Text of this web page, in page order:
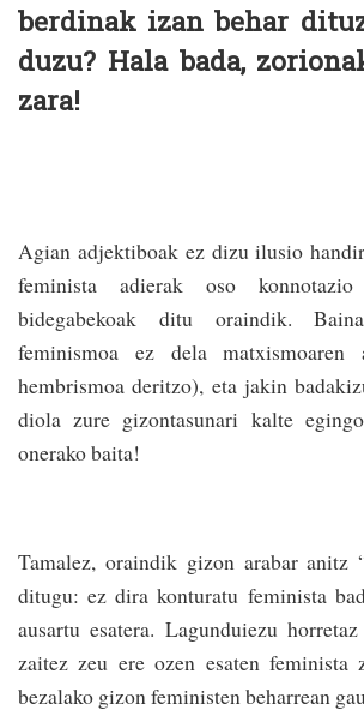
berdinak izan behar
duzu? Hala bada,
zara!
Agian adjektiboak ez dizu ilusio
feminista adierak oso
bidegabekoak ditu oraindik.
feminismoa ez dela matxismoaren
hembrismoa deritzo), eta jakin
diola zure gizontasunari kalte
onerako baita!
Tamalez, oraindik gizon arabar anitz
ditugu: ez dira konturatu feminista
ausartu esatera. Lagunduiezu
zaitez zeu ere ozen esaten feminista
bezalako gizon feministen beharrean